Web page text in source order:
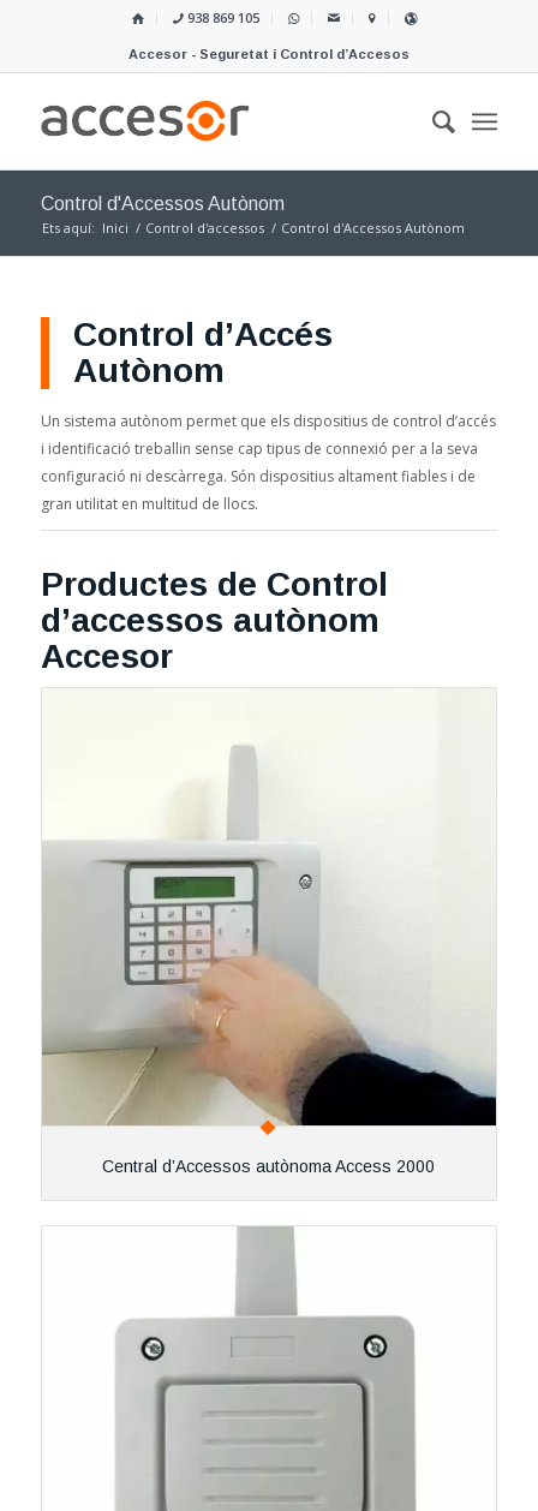
938 869 105
Accesor - Seguretat i Control d’Accesos
Control d'Accessos Autònom
Ets aquí: Inici / Control d'accessos / Control d'Accessos Autònom
Control d’Accés
Autònom
Un sistema autònom permet que els dispositius de control d’accés
i identificació treballin sense cap tipus de connexió per a la seva
configuració ni descàrrega. Són dispositius altament fiables i de
gran utilitat en multitud de llocs.
Productes de Control
d’accessos autònom
Accesor
Central d’Accessos autònoma Access 2000